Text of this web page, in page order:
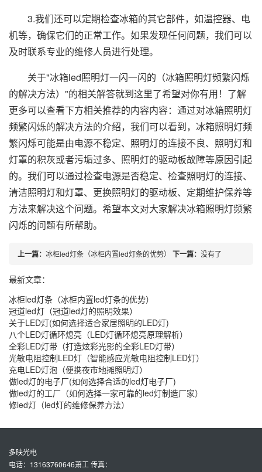
3.我们还可以定期检查冰箱的其它部件，如温控器、电
机等，确保它们的正常工作。如果发现任何问题，我们可以
及时联系专业的维修人员进行处理。
关于"冰箱led照明灯一闪一闪的（冰箱照明灯频繁闪烁
的解决方法）"的相关解答就到这里了希望对你有用！了解
更多可以查看下方相关推荐的内容内容：通过对冰箱照明灯
频繁闪烁的解决方法的介绍，我们可以看到，冰箱照明灯频
繁闪烁可能是由电源不稳定、照明灯的连接不良、照明灯和
灯罩的积灰或者污垢过多、照明灯的驱动板故障等原因引起
的。我们可以通过检查电源是否稳定、检查照明灯的连接、
清洁照明灯和灯罩、更换照明灯的驱动板、定期维护保养等
方法来解决这个问题。希望本文对大家解决冰箱照明灯频繁
闪烁的问题有所帮助。
上一篇： 冰柜led灯条（冰柜内置led灯条的优势） 下一篇： 没有了
最新文章：
冰柜led灯条（冰柜内置led灯条的优势）
冠道led灯（冠道led灯的照明效果）
关于LED灯(如何选择适合家居照明的LED灯)
八个LED灯循环熄亮（LED灯循环熄亮原理解析）
全彩LED灯带（打造炫彩光影的全彩LED灯带）
光敏电阻控制LED灯（智能感应光敏电阻控制LED灯）
充电LED灯泡（便携夜市地摊照明灯）
做led灯的电子厂(如何选择合适的led灯电子厂)
做led灯的工厂（如何选择一家可靠的led灯制造厂家）
修led灯（led灯的维修保养方法）
多映光电
电话：13163760646萧工 传真：